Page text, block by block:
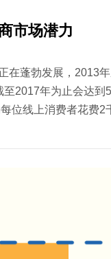
市场潜力
在蓬勃发展，2013
至2017年为止会达
位线上消费者花费